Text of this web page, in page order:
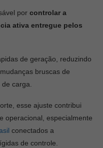
por controlar a
ativa entregue pelos
de geração, reduzindo
bruscas de
carga.
esse ajuste contribui
operacional, especialmente
conectados a
de controle.